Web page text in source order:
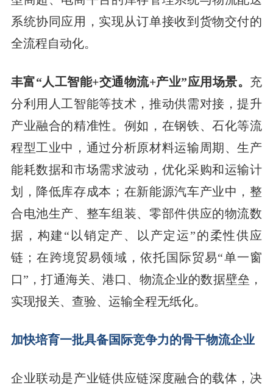
系统协同应用，实现从订单接收到货物交付的
全流程自动化。
丰富“人工智能+交通物流+产业”应用场景。 充
分利用人工智能等技术，推动供需对接，提升
产业融合的精准性。例如，在钢铁、石化等流
程型工业中，通过分析原材料运输周期、生产
能耗数据和市场需求波动，优化采购和运输计
划，降低库存成本；在新能源汽车产业中，整
合电池生产、整车组装、零部件供应的物流数
据，构建“以销定产、以产定运”的柔性供应
链；在跨境贸易领域，依托国际贸易“单一窗
口”，打通海关、港口、物流企业的数据壁垒，
实现报关、查验、运输全程无纸化。
加快培育一批具备国际竞争力的骨干物流企业
企业联动是产业链供应链深度融合的载体，决